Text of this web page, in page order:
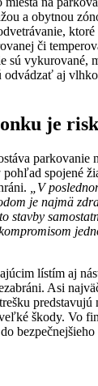
a obytnou
či
sú vykurované,
odvádzať aj
je
parkovanie
spojené
„V
je najmä
stavby
lístím aj
Asi
škody. Vo